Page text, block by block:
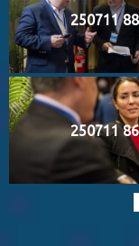
250711 88
250711 86